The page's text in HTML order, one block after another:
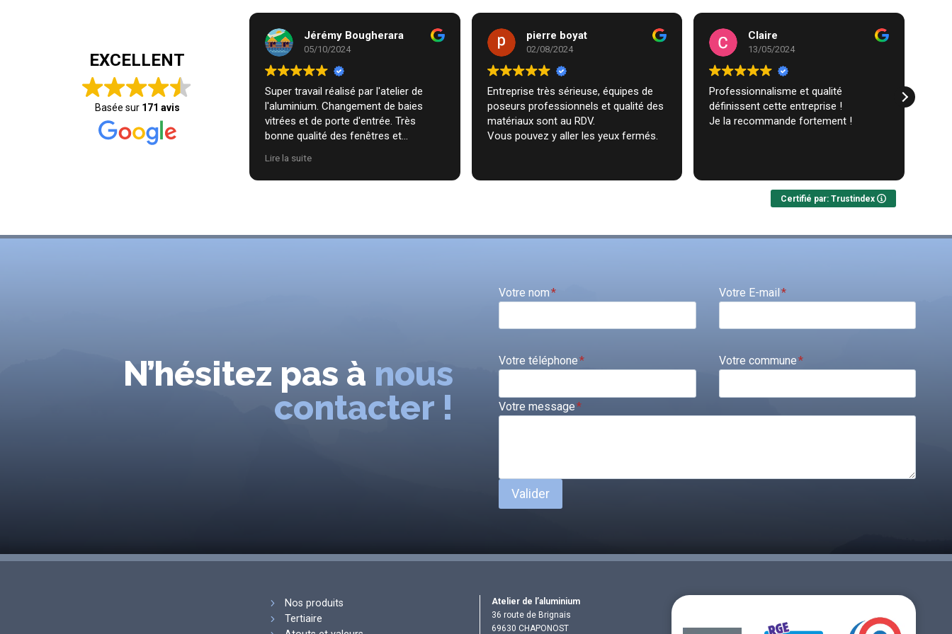
EXCELLENT
Basée sur 171 avis
Jérémy Bougherara
05/10/2024
Super travail réalisé par l'atelier de
l'aluminium. Changement de baies
vitrées et de porte d'entrée. Très
bonne qualité des fenêtres et
nous. Je recommande vivement.
Lire la suite
pierre boyat
02/08/2024
Entreprise très sérieuse, équipes de
poseurs professionnels et qualité des
matériaux sont au RDV.
Vous pouvez y aller les yeux fermés.
Claire
13/05/2024
Professionnalisme et qualité
définissent cette entreprise !
Je la recommande fortement !
Certifié par: Trustindex
N’hésitez pas à nous
contacter !
Votre nom* Votre E-mail*
Votre téléphone* Votre commune*
Votre message*
Valider
Nos produits
Tertiaire
Atelier de l’aluminium
36 route de Brignais
69630 CHAPONOST